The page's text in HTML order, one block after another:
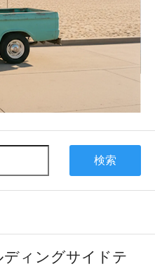
検索
ディングサイドテ